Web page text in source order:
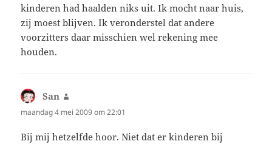
kinderen had haalden niks uit. Ik mocht naar huis,
zij moest blijven. Ik veronderstel dat andere
voorzitters daar misschien wel rekening mee
houden.
San
maandag 4 mei 2009 om 22:01
Bij mij hetzelfde hoor. Niet dat er kinderen bij